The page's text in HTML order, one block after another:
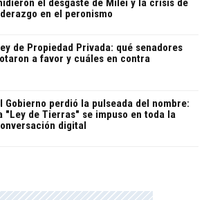
el desgaste de Milei y la crisis de
en el peronismo
de Propiedad Privada: qué senadores
a favor y cuáles en contra
Gobierno perdió la pulseada del nombre:
"Ley de Tierras" se impuso en toda la
digital